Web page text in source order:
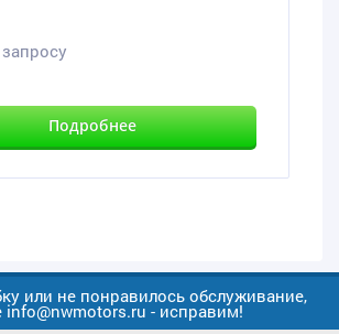
Подробнее
или не понравилось обслуживание,
info@nwmotors.ru - исправим!